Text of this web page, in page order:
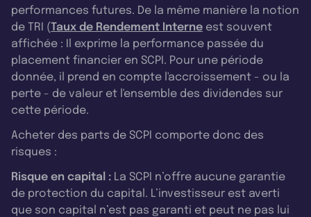
performances futures. De la même manière la notion
de TRI (Taux de Rendement Interne est souvent
affichée : Il exprime la performance passée du
placement financier en SCPI. Pour une période
donnée, il prend en compte l'accroissement - ou la
perte - de valeur et l'ensemble des dividendes sur
cette période.
Acheter des parts de SCPI comporte donc des
risques :
Risque en capital : La SCPI n’offre aucune garantie
de protection du capital. L’investisseur est averti
que son capital n’est pas garanti et peut ne pas lui